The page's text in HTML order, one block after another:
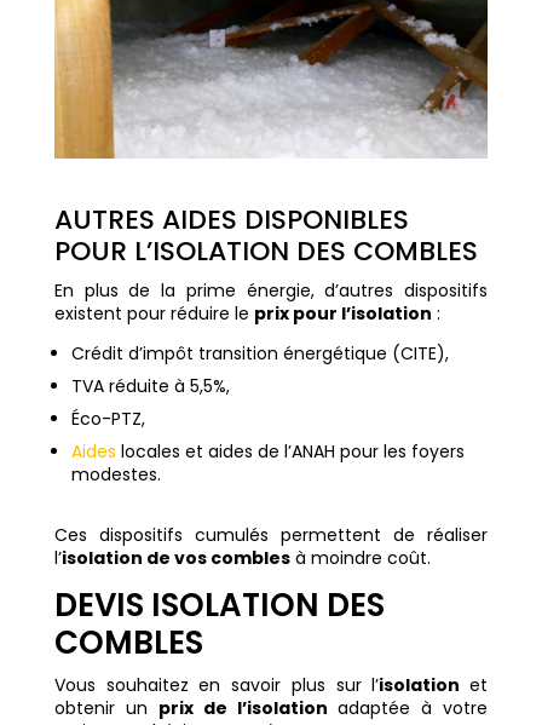
AUTRES AIDES DISPONIBLES
POUR L’ISOLATION DES COMBLES
En plus de la prime énergie, d’autres dispositifs
existent pour réduire le prix pour l’isolation :
Crédit d’impôt transition énergétique (CITE),
TVA réduite à 5,5%,
Éco-PTZ,
Aides locales et aides de l’ANAH pour les foyers
modestes.
Ces dispositifs cumulés permettent de réaliser
l’isolation de vos comblesà moindre coût.
DEVIS ISOLATION DES
COMBLES
Vous souhaitez en savoir plus sur l’isolationet
obtenir un prix de l’isolationadaptée à votre